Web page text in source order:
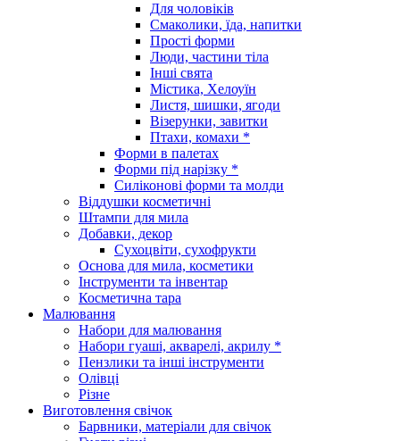
Для чоловіків
Смаколики, їда, напитки
Прості форми
Люди, частини тіла
Інші свята
Містика, Хелоуїн
Листя, шишки, ягоди
Візерунки, завитки
Птахи, комахи *
Форми в палетах
Форми під нарізку *
Силіконові форми та молди
Віддушки косметичні
Штампи для мила
Добавки, декор
Сухоцвіти, сухофрукти
Основа для мила, косметики
Інструменти та інвентар
Косметична тара
Малювання
Набори для малювання
Набори гуаші, акварелі, акрилу *
Пензлики та інші інструменти
Олівці
Різне
Виготовлення свічок
Барвники, матеріали для свічок